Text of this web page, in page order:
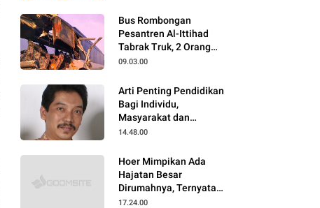
Bus Rombongan
Pesantren Al-Ittihad
Tabrak Truk, 2 Orang
Meninggal Dunia
09.03.00
Arti Penting Pendidikan
Bagi Individu,
Masyarakat dan
Negara
14.48.00
Hoer Mimpikan Ada
Hajatan Besar
Dirumahnya, Ternyata
Anaknya Pulang Dalam
17.24.00